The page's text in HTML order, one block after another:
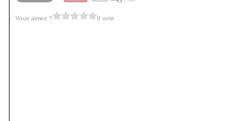
Vous aimez ? 0 vote